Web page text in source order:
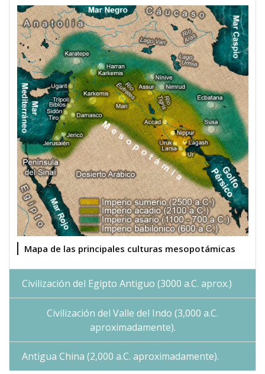
Mapa de las principales culturas mesopotámicas
Civilización del Egipto Antiguo (3000 a.C. aprox.)
Civilización del Valle del Indo (3,000 a.C.
aproximadamente).
Antigua China (2,000 a.C. aproximadamente).